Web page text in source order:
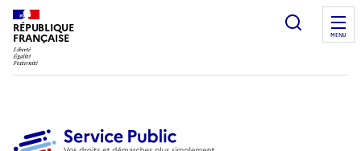
RÉPUBLIQUE
FRANÇAISE
Ouvrir
MENU